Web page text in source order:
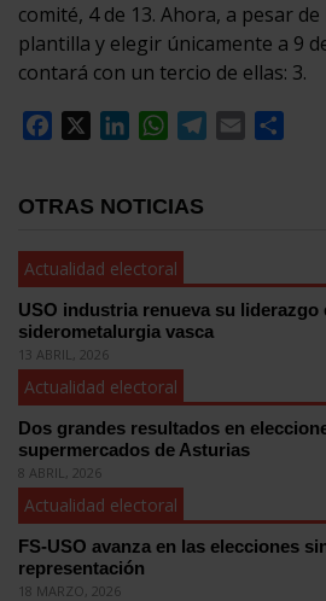
comité, 4 de 13. Ahora, a pesar
plantilla y elegir únicamente a 9
contará con un tercio de ellas: 3.
Facebook
LinkedInWhatsApp
Telegram
Email
OTRAS NOTICIAS
Actualidad electoral
USO industria renueva su liderazgo
siderometalurgia vasca
13 ABRIL, 2026
Actualidad electoral
Dos grandes resultados en
supermercados de Asturias
8 ABRIL, 2026
Actualidad electoral
FS-USO avanza en las elecciones
representación
18 MARZO, 2026